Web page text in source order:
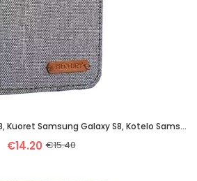
Kuori Samsung Galaxy S8, Kuoret Samsung Galaxy S8, Kotelo Samsung Galaxy S8 Nahkakuori Suojaus Harma
€14.20 €15.40